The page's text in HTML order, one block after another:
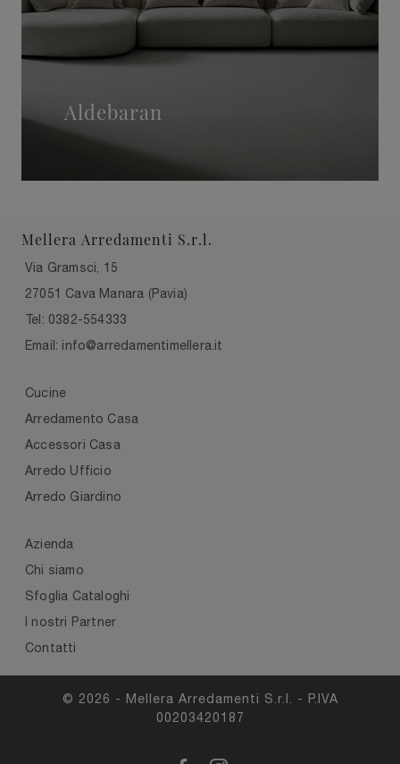
Aldebaran
Mellera Arredamenti S.r.l.
Via Gramsci, 15
27051 Cava Manara (Pavia)
Tel: 0382-554333
Email: info@arredamentimellera.it
Cucine
Arredamento Casa
Accessori Casa
Arredo Ufficio
Arredo Giardino
Azienda
Chi siamo
Sfoglia Cataloghi
I nostri Partner
Contatti
© 2026 - Mellera Arredamenti S.r.l. - P.IVA
00203420187